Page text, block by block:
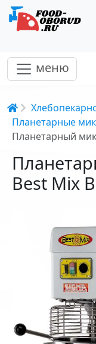
меню
Строка
Планетарные
Планетарный
Best Mix